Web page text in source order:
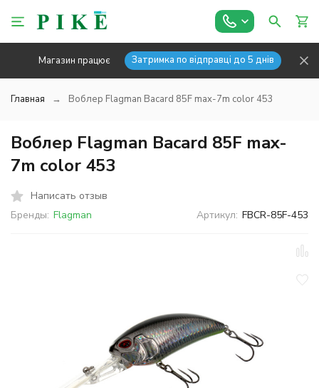
Магазин працює Затримка по відправці до 5 днів
Главная Воблер Flagman Bacard 85F max-7m color 453
Воблер Flagman Bacard 85F max-
7m color 453
Написать отзыв
Бренды: Flagman Артикул: FBCR-85F-453